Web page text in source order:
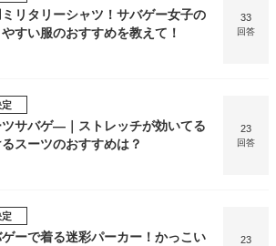
リタリーシャツ！サバゲー女子の
すい服のおすすめを教えて！
33
回答
定
ツサバゲ―｜ストレッチが効いてる
スーツのおすすめは？
23
回答
定
ーで着る迷彩パーカー！かっこい
23